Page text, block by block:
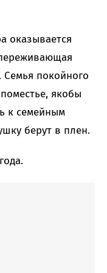
оказывается
Семья покойного
якобы
к семейным
берут в плен.